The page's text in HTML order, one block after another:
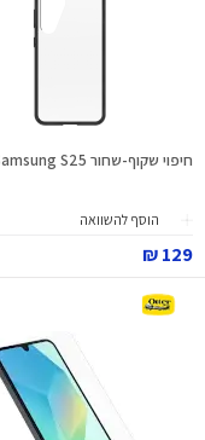
חיפוי שקוף-שחור React Samsung S25
הוסף להשוואה
129 ₪